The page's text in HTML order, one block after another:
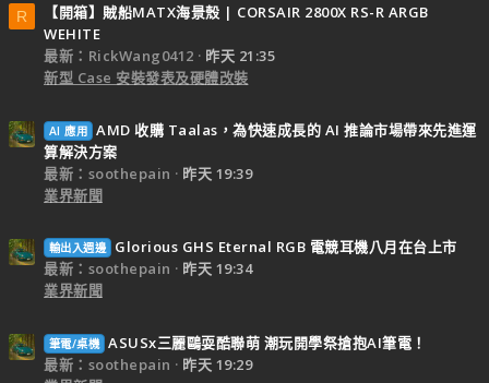
R
【開箱】賊船MATX海景殼 | CORSAIR 2800X RS-R ARGB
WEHITE
最新：RickWang0412
昨天 21:35
新型 Case 安裝發表及硬體改裝
AI 應用 AMD 收購 Taalas，為快速成長的 AI 推論市場帶來先進運
算解決方案
最新：soothepain
昨天 19:39
業界新聞
輸出入週邊
Glorious GHS Eternal RGB 電競耳機八月在台上市
最新：soothepain
昨天 19:34
業界新聞
筆電/桌機 ASUSx三麗鷗耍酷聯萌 潮玩開學祭搶抱AI筆電！
最新：soothepain
昨天 19:29